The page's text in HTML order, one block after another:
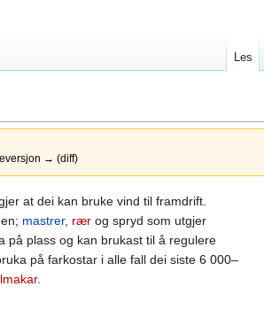
→ (diff)
at dei kan bruke vind til framdrift.
mastrer, rær og spryd som utgjer
på plass og kan brukast til å regulere
på farkostar i alle fall dei siste 6 000–
.
Les